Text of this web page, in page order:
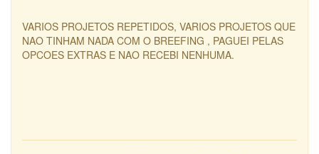
VARIOS PROJETOS REPETIDOS, VARIOS PROJETOS QUE
NAO TINHAM NADA COM O BREEFING , PAGUEI PELAS
OPCOES EXTRAS E NAO RECEBI NENHUMA.